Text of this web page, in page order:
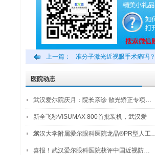
上一篇： 准分子激光近视眼手术痛吗？
医院动态
武汉爱尔院庆月：院长亲诊 散光矫正专项…
新全飞秒VISUMAX 800首批装机，武汉爱
尔…
武汉大学附属爱尔眼科医院龙晶®PR型人工
喜报！武汉爱尔眼科医院获评中国近视防…